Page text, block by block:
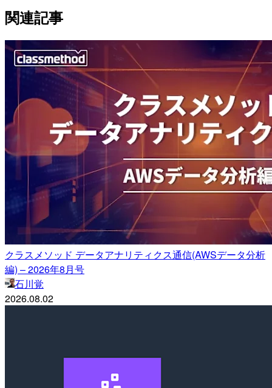
関連記事
クラスメソッド データアナリティクス通信(AWSデータ分析
編) – 2026年8月号
石川覚
2026.08.02